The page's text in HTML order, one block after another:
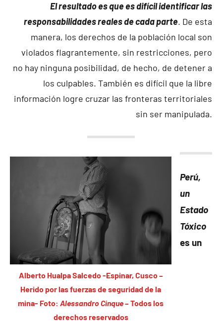
El resultado es que es difícil identificar las
responsabilidades reales de cada parte. De esta
manera, los derechos de la población local son
violados flagrantemente, sin restricciones, pero
no hay ninguna posibilidad, de hecho, de detener a
los culpables. También es difícil que la libre
información logre cruzar las fronteras territoriales
sin ser manipulada.
Alberto Hualpa Salcedo -Espinar, Cusco –
Herido por las fuerzas de seguridad de la
mina- Foto: Alessandro Cinque– Todos los
derechos reservados
Perú,
un
Estado
Tóxico
es un